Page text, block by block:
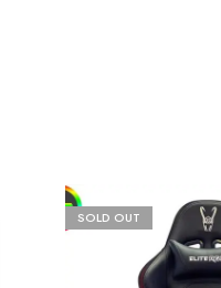
SOLD OUT